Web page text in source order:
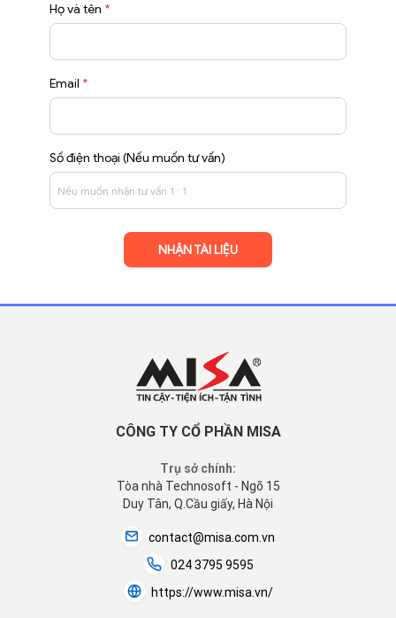
Họ và tên *
Email *
Số điện thoại (Nếu muốn tư vấn)
CÔNG TY CỔ PHẦN MISA
Trụ sở chính:
Tòa nhà Technosoft - Ngõ 15
Duy Tân, Q.Cầu giấy, Hà Nội
contact@misa.com.vn
024 3795 9595
https://www.misa.vn/